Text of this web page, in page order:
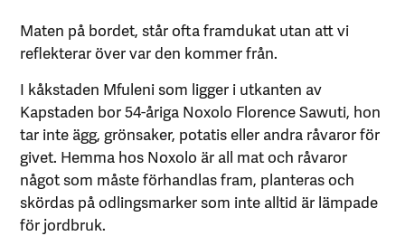
Maten på bordet, står ofta framdukat utan att vi
reflekterar över var den kommer från.
I kåkstaden Mfuleni som ligger i utkanten av
Kapstaden bor 54-åriga Noxolo Florence Sawuti, hon
tar inte ägg, grönsaker, potatis eller andra råvaror för
givet. Hemma hos Noxolo är all mat och råvaror
något som måste förhandlas fram, planteras och
skördas på odlingsmarker som inte alltid är lämpade
för jordbruk.